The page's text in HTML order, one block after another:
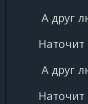
А друг
А друг